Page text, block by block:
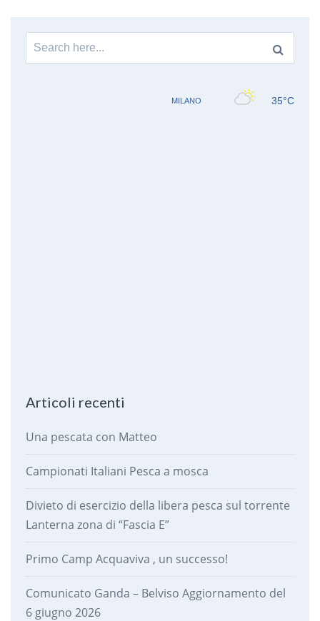
Search
for:
Articoli recenti
Una pescata con Matteo
Campionati Italiani Pesca a mosca
Divieto di esercizio della libera pesca sul torrente
Lanterna zona di “Fascia E”
Primo Camp Acquaviva , un successo!
Comunicato Ganda – Belviso Aggiornamento del
6 giugno 2026